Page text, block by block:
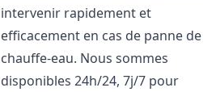
intervenir rapidement et
efficacement en cas de panne de
chauffe-eau. Nous sommes
disponibles 24h/24, 7j/7 pour